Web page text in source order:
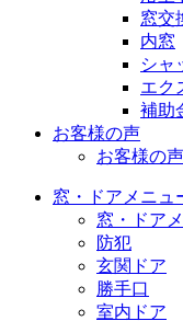
窓交
内窓
シャ
エク
補助
お客様の声
お客様の
窓・ドアメニュ
窓・ドア
防犯
玄関ドア
勝手口
室内ドア